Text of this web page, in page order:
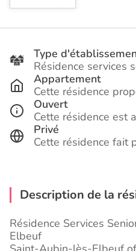
Type
Résidence services
Appartement
Cette résidence
Ouvert
Cette résidence est
Privé
Cette résidence fait
Description de la
Résidence Services
Elbeuf